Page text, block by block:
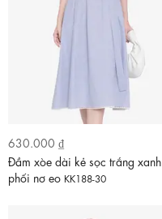
630.000 ₫
Đầm xòe dài kẻ sọc trắng xanh
phối nơ eo KK188-30